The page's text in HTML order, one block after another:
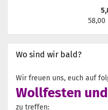
58,00
Wo sind wir bald?
Wir freuen uns, euch auf
Wollfesten
zu treffen: